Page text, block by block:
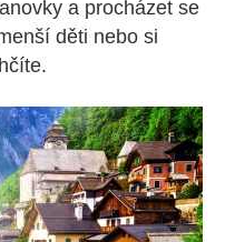
a procházet se
děti nebo si